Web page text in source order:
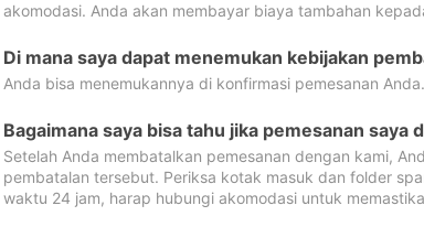
akomodasi. Anda akan membayar biaya tambahan
Di mana saya dapat menemukan kebijakan
Anda bisa menemukannya di konfirmasi pemesanan Anda.
Bagaimana saya bisa tahu jika pemesanan saya
Setelah Anda membatalkan pemesanan dengan kami,
pembatalan tersebut. Periksa kotak masuk dan folder
waktu 24 jam, harap hubungi akomodasi untuk